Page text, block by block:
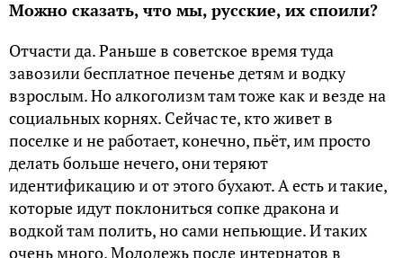
Можно сказать, что мы, русские, их споили?
Отчасти да. Раньше в советское время туда
завозили бесплатное печенье детям и водку
взрослым. Но алкоголизм там тоже как и везде на
социальных корнях. Сейчас те, кто живет в
поселке и не работает, конечно, пьёт, им просто
делать больше нечего, они теряют
идентификацию и от этого бухают. А есть и такие,
которые идут поклониться сопке дракона и
водкой там полить, но сами непьющие. И таких
очень много. Молодежь после интернатов в